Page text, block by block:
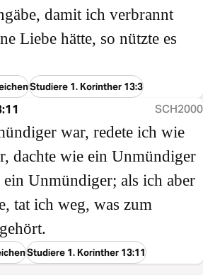
damit ich verbrannt
Liebe hätte, so nützte es
Studiere 1. Korinther 13:3
SCH2000
war, redete ich wie
dachte wie ein Unmündiger
Unmündiger; als ich aber
tat ich weg, was zum
Studiere 1. Korinther 13:11